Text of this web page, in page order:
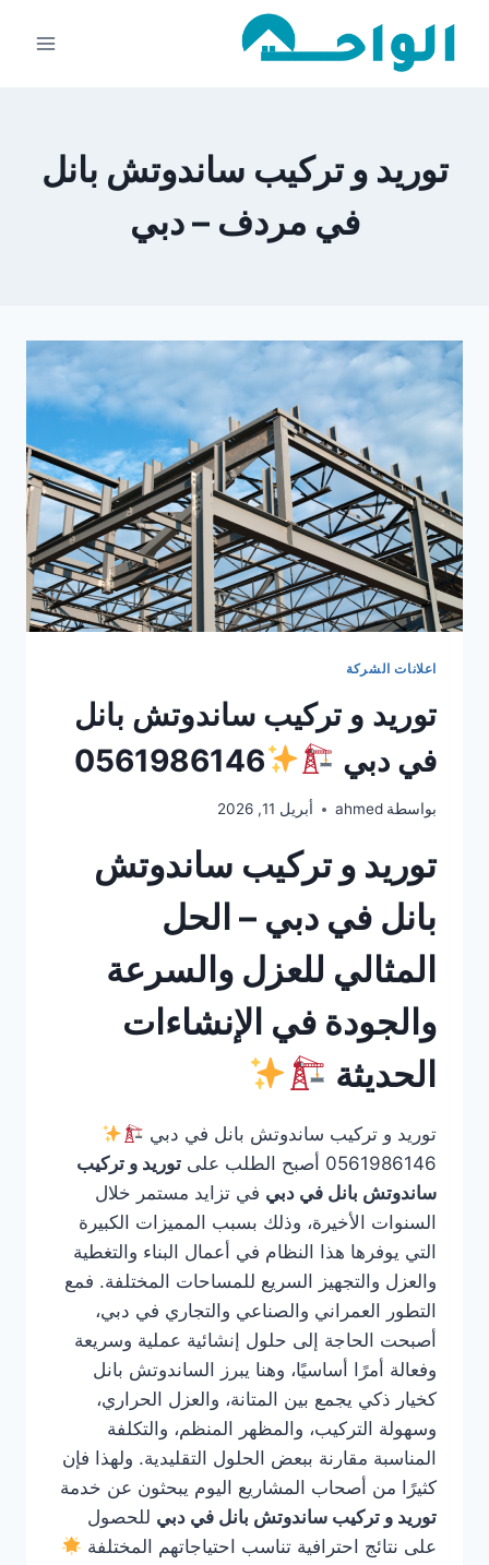
توريد و تركيب ساندوتش بانل
في مردف – دبي
اعلانات الشركة
توريد و تركيب ساندوتش بانل
في دبي
0561986146
بواسطة ahmed أبريل 11, 2026
توريد و تركيب ساندوتش
بانل في دبي – الحل
المثالي للعزل والسرعة
والجودة في الإنشاءات
الحديثة
توريد و تركيب ساندوتش بانل في دبي
0561986146 أصبح الطلب على
توريد و تركيب
ساندوتش بانل في دبي في تزايد مستمر خلال
السنوات الأخيرة، وذلك بسبب المميزات الكبيرة
التي يوفرها هذا النظام في أعمال البناء والتغطية
والعزل والتجهيز السريع للمساحات المختلفة. فمع
التطور العمراني والصناعي والتجاري في دبي،
أصبحت الحاجة إلى حلول إنشائية عملية وسريعة
وفعالة أمرًا أساسيًا، وهنا يبرز الساندوتش بانل
كخيار ذكي يجمع بين المتانة، والعزل الحراري،
وسهولة التركيب، والمظهر المنظم، والتكلفة
المناسبة مقارنة ببعض الحلول التقليدية. ولهذا فإن
كثيرًا من أصحاب المشاريع اليوم يبحثون عن خدمة
توريد و تركيب ساندوتش بانل في دبي للحصول
على نتائج احترافية تناسب احتياجاتهم المختلفة